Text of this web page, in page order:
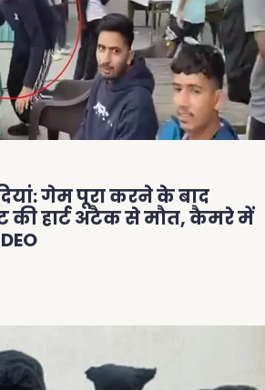
गेम पूरा करने के बाद
हार्ट अटैक से मौत, कैमरे में